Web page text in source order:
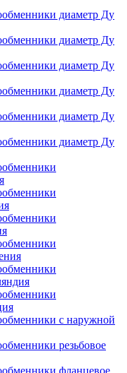
диаметр Ду
диаметр Ду
диаметр Ду
диаметр Ду
диаметр Ду
диаметр Ду
с наружной
резьбовое
фланцевое